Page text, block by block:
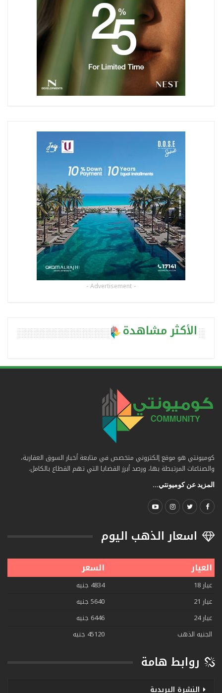
- Advertisement -
الأكثر مشاهدة
كوميونتي هو موقع إلكتروني متخصص في متابعة أخبار السوق العقارية،
والصناعات المرتبطة بها، ورصد أبرز القضايا التي تهم القطاع بالكامل.
المزيد عن كوميونتي...
اسعار الذهب اليوم
العيار السعر
عيار 18
4834 جنيه
عيار 21
5640 جنيه
عيار 24
6446 جنيه
الجنيه الذهب
45120 جنيه
روابط هامة
النشرة البريدية